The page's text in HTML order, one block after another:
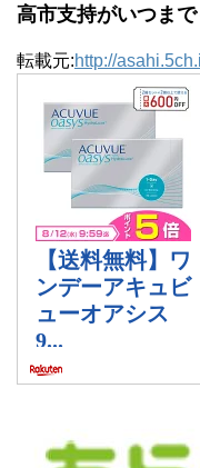
高市支持がいつま
転載元:http://